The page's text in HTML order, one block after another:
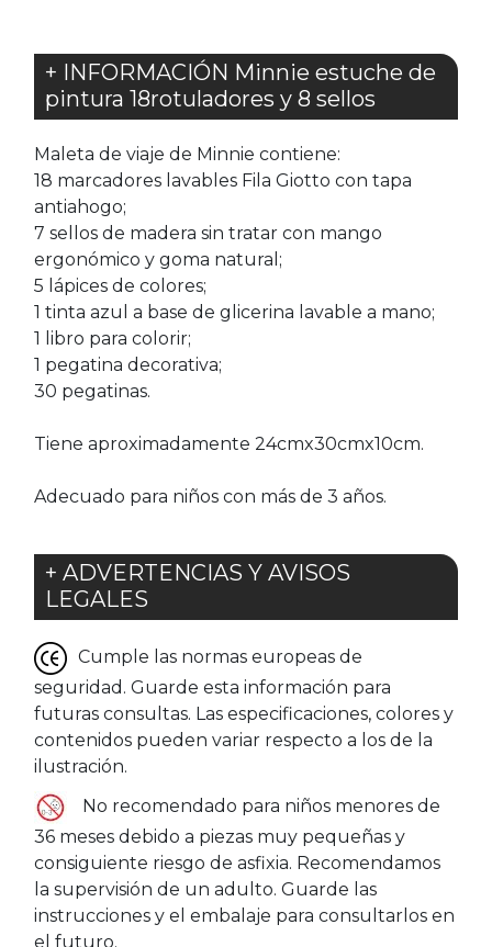
+ INFORMACIÓN Minnie estuche de
pintura 18rotuladores y 8 sellos
Maleta de viaje de Minnie contiene:
18 marcadores lavables Fila Giotto con tapa
antiahogo;
7 sellos de madera sin tratar con mango
ergonómico y goma natural;
5 lápices de colores;
1 tinta azul a base de glicerina lavable a mano;
1 libro para colorir;
1 pegatina decorativa;
30 pegatinas.
Tiene aproximadamente 24cmx30cmx10cm.
Adecuado para niños con más de 3 años.
+ ADVERTENCIAS Y AVISOS
LEGALES
Cumple las normas europeas de
seguridad. Guarde esta información para
futuras consultas. Las especificaciones, colores y
contenidos pueden variar respecto a los de la
ilustración.
No recomendado para niños menores de
36 meses debido a piezas muy pequeñas y
consiguiente riesgo de asfixia. Recomendamos
la supervisión de un adulto. Guarde las
instrucciones y el embalaje para consultarlos en
el futuro.